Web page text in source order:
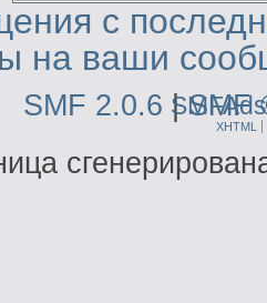
с
на ваши
SMF 2.0.6 |SMF
SMFAds
XHTML